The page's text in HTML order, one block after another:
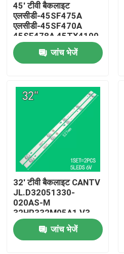
घर
वीडियो
हमारे बारे में
कारखाना भ्रमण
45' टीवी बैकलाइट
एलसीडी-45SF475A
एलसीडी-45SF470A
45SF478A 45TX4100
3P45UM003 A0
3P45UM001 A9
ECHOM-0345UM002
जांच भेजें
32' टीवी बैकलाइट CANTV
JL.D32051330-
020AS-M
32HR332M05A1 V3
4D-LE3202-YC1P0Z1
के लिए
जांच भेजें